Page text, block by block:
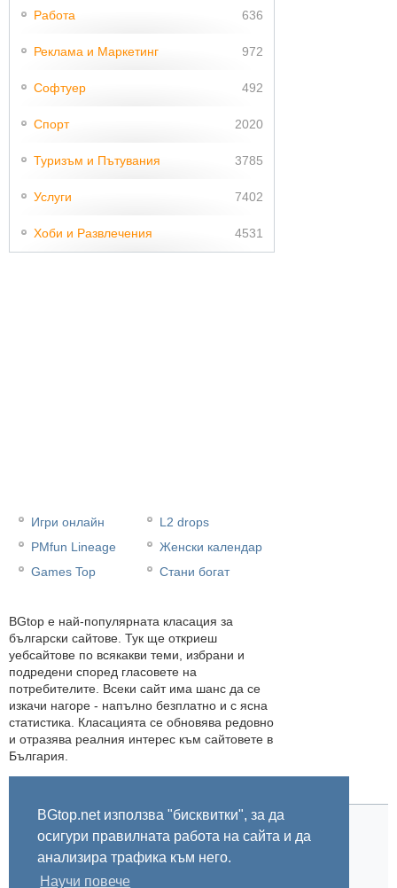
BGtop.net използва "бисквитки", за да
осигури правилната работа на сайта и да
анализира трафика към него.
Научи повече
Работа 636
Реклама и Маркетинг 972
Софтуер 492
Спорт 2020
Туризъм и Пътувания 3785
Услуги 7402
Хоби и Развлечения 4531
Игри онлайн
PMfun Lineage
Games Top
L2 drops
Женски календар
Стани богат
BGtop e най-популярната класация за
български сайтове. Тук ще откриеш
уебсайтове по всякакви теми, избрани и
подредени според гласовете на
потребителите. Всеки сайт има шанс да се
изкачи нагоре - напълно безплатно и с ясна
статистика. Класацията се обновява редовно
и отразява реалния интерес към сайтовете в
България.
Начало Правила За BGtop.net
Пишете ни
Линк за гласуване
Бисквитки Поверителност